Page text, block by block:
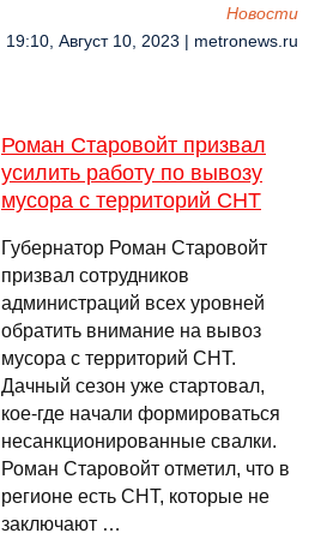
Новости
19:10, Август 10, 2023 | metronews.ru
Роман Старовойт призвал
усилить работу по вывозу
мусора с территорий СНТ
Губернатор Роман Старовойт
призвал сотрудников
администраций всех уровней
обратить внимание на вывоз
мусора с территорий СНТ.
Дачный сезон уже стартовал,
кое-где начали формироваться
несанкционированные свалки.
Роман Старовойт отметил, что в
регионе есть СНТ, которые не
заключают …